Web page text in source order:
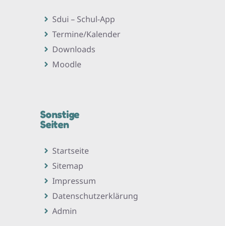
Sdui – Schul-App
Termine/Kalender
Downloads
Moodle
Sonstige
Seiten
Startseite
Sitemap
Impressum
Datenschutzerklärung
Admin